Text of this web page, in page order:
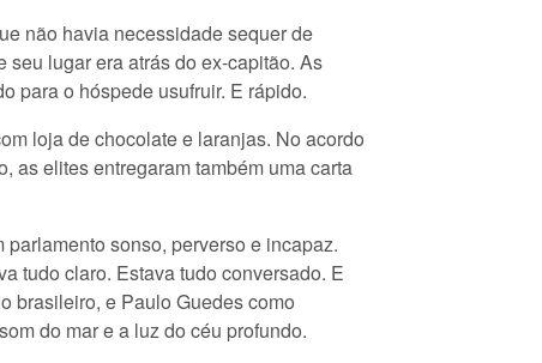
não havia necessidade sequer de
lugar era atrás do ex-capitão. As
para o hóspede usufruir. E rápido.
loja de chocolate e laranjas. No acordo
as elites entregaram também uma carta
sonso, perverso e incapaz.
tudo claro. Estava tudo conversado. E
brasileiro, e Paulo Guedes como
do mar e a luz do céu profundo.